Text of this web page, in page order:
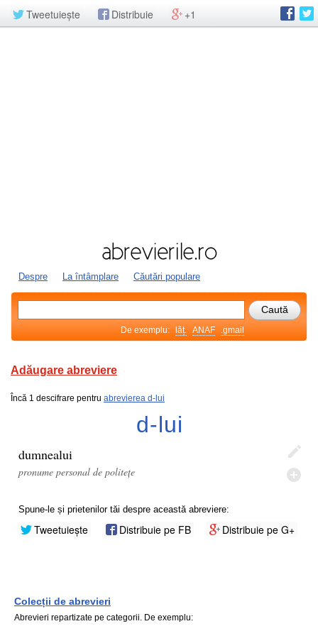
Tweetuiește Distribuie +1
Despre La întâmplare Căutări populare
De exemplu: lăț. ANAF .gmail
Adăugare abreviere
Încă 1 descifrare pentru abrevierea d-lui
d-lui
dumnealui
pronume personal de politețe
Spune-le și prietenilor tăi despre această abreviere:
Tweetuiește Distribuie pe FB Distribuie pe G+
Colecții de abrevieri
Abrevieri repartizate pe categorii. De exemplu: